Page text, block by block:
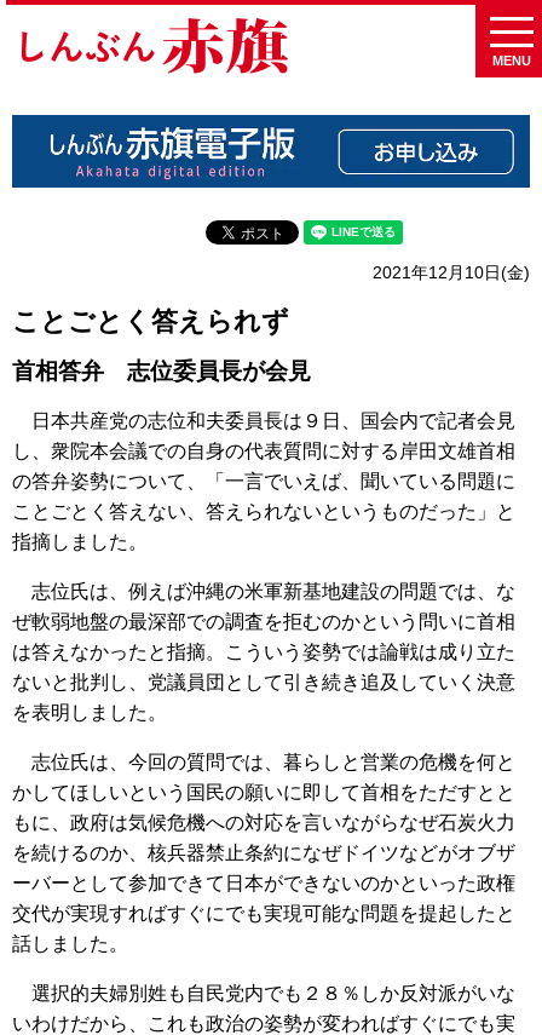
MENU
2021年12月10日(金)
ことごとく答えられず
首相答弁 志位委員長が会見
日本共産党の志位和夫委員長は９日、国会内で記者会見
し、衆院本会議での自身の代表質問に対する岸田文雄首相
の答弁姿勢について、「一言でいえば、聞いている問題に
ことごとく答えない、答えられないというものだった」と
指摘しました。
志位氏は、例えば沖縄の米軍新基地建設の問題では、な
ぜ軟弱地盤の最深部での調査を拒むのかという問いに首相
は答えなかったと指摘。こういう姿勢では論戦は成り立た
ないと批判し、党議員団として引き続き追及していく決意
を表明しました。
志位氏は、今回の質問では、暮らしと営業の危機を何と
かしてほしいという国民の願いに即して首相をただすとと
もに、政府は気候危機への対応を言いながらなぜ石炭火力
を続けるのか、核兵器禁止条約になぜドイツなどがオブザ
ーバーとして参加できて日本ができないのかといった政権
交代が実現すればすぐにでも実現可能な問題を提起したと
話しました。
選択的夫婦別姓も自民党内でも２８％しか反対派がいな
いわけだから、これも政治の姿勢が変わればすぐにでも実